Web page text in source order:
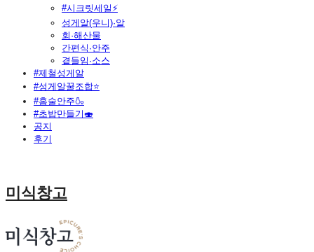
#시크릿세일⚡
성게알(우니)·알
회·해산물
간편식·안주
곁들임·소스
#제철성게알
#성게알꿀조합⭐
#홈술안주🍶
#초밥만들기🍣
공지
후기
미식창고